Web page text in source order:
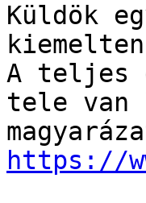
Küldök
A teljes
tele van
https://